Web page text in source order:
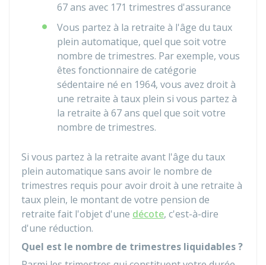
67 ans avec 171 trimestres d'assurance
Vous partez à la retraite à l'âge du taux
plein automatique, quel que soit votre
nombre de trimestres. Par exemple, vous
êtes fonctionnaire de catégorie
sédentaire né en 1964, vous avez droit à
une retraite à taux plein si vous partez à
la retraite à 67 ans quel que soit votre
nombre de trimestres.
Si vous partez à la retraite avant l'âge du taux
plein automatique sans avoir le nombre de
trimestres requis pour avoir droit à une retraite à
taux plein, le montant de votre pension de
retraite fait l'objet d'une décote, c'est-à-dire
d'une réduction.
Quel est le nombre de trimestres liquidables ?